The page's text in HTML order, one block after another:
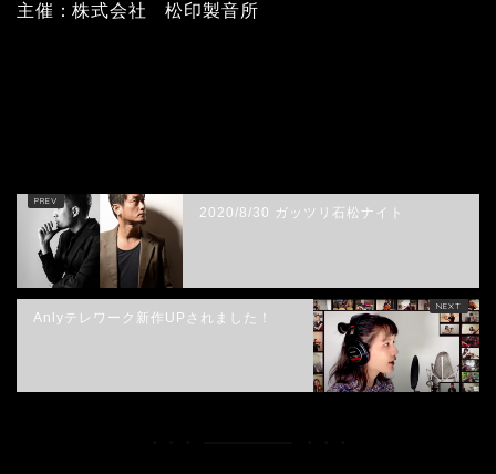
主催：株式会社 松印製音所
2020/8/30 ガッツリ石松ナイト
Anlyテレワーク新作UPされました！